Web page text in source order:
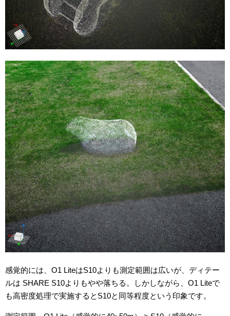
感覚的には、O1 LiteはS10よりも測定範囲は広いが、ディテー
ルは SHARE S10よりもやや落ちる。しかしながら、O1 Liteで
も高密度処理で実施するとS10と同等程度という印象です。